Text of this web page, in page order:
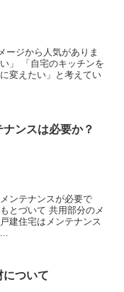
ージから人気がありま
」 「自宅のキッチンを
変えたい」と考えてい
ンスは必要か？
ンテナンスが必要で
とづいて 共用部分のメ
建住宅はメンテナンス
について